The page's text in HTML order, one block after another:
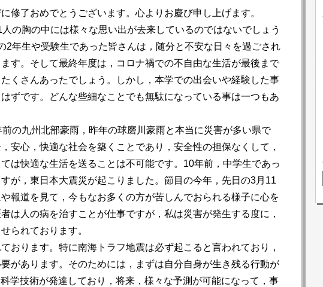
修了おめでとうございます。心よりお慶び申し上げます。
の胸の中には様々な思い出が去来しているのではないでしょう
2年生や受験生であった皆さんは，随分と不安な日々を過ごされ
す。そして最終年度は，コロナ禍での不自由な生活が最後まで
くさんあったでしょう。しかし，本学での出会いや経験した事
ずです。どんな些細なことでも無駄になっている事は一つもあ
の九州北部豪雨，昨年の球磨川豪雨と本当に災害が多い県で
安心，快適な社会を築くことであり，安全性の担保なくして，
は快適な生活を送ることは不可能です。10年前，中学生であっ
が，東日本大震災が起こりました。節目の今年，先日の3月11
報道を見て，今もなお多くの方が苦しんでおられる様子に心を
は人の病を治すことが仕事ですが，私は災害が発生する度に，
られております。
おります。特に南海トラフ地震は必ず起こると言われており，
があります。そのためには，まずは自分自身が生き残る行動が
学技術が発達しており，将来，様々な予測が可能になって，事